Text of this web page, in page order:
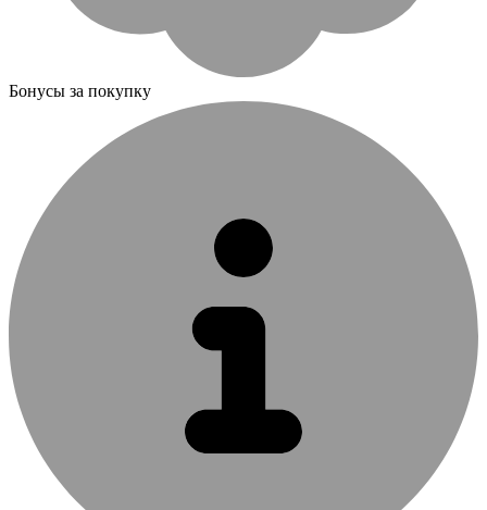
Бонусы за покупку